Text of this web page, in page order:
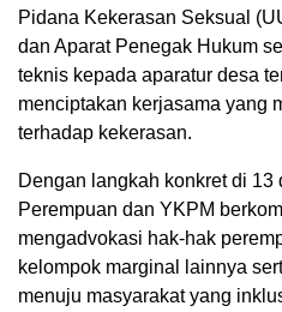
Pidana Kekerasan Seksual
dan Aparat Penegak Hukum
teknis kepada aparatur desa
menciptakan kerjasama yang
terhadap kekerasan.
Dengan langkah konkret di 13
Perempuan dan YKPM
mengadvokasi hak-hak
kelompok marginal lainnya
menuju masyarakat yang